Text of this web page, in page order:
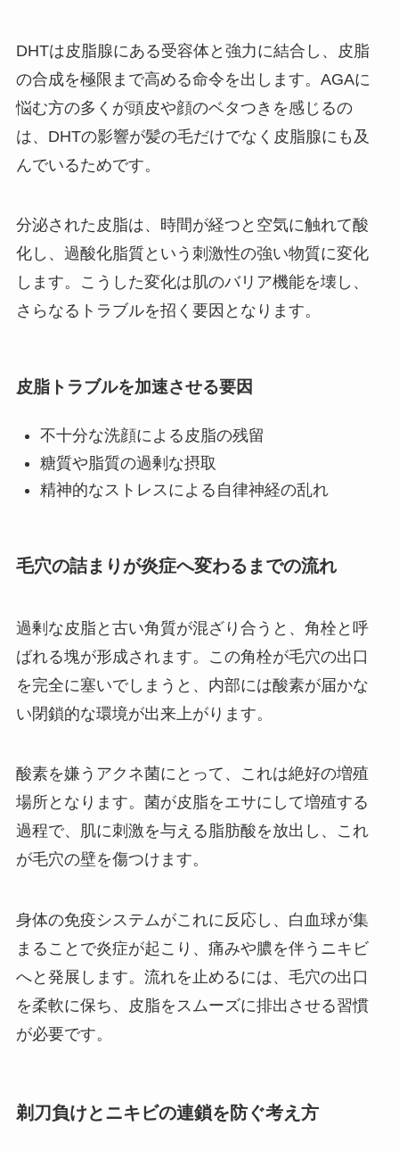
DHTは皮脂腺にある受容体と強力に結合し、皮脂
の合成を極限まで高める命令を出します。AGAに
悩む方の多くが頭皮や顔のベタつきを感じるの
は、DHTの影響が髪の毛だけでなく皮脂腺にも及
んでいるためです。
分泌された皮脂は、時間が経つと空気に触れて酸
化し、過酸化脂質という刺激性の強い物質に変化
します。こうした変化は肌のバリア機能を壊し、
さらなるトラブルを招く要因となります。
皮脂トラブルを加速させる要因
不十分な洗顔による皮脂の残留
糖質や脂質の過剰な摂取
精神的なストレスによる自律神経の乱れ
毛穴の詰まりが炎症へ変わるまでの流れ
過剰な皮脂と古い角質が混ざり合うと、角栓と呼
ばれる塊が形成されます。この角栓が毛穴の出口
を完全に塞いでしまうと、内部には酸素が届かな
い閉鎖的な環境が出来上がります。
酸素を嫌うアクネ菌にとって、これは絶好の増殖
場所となります。菌が皮脂をエサにして増殖する
過程で、肌に刺激を与える脂肪酸を放出し、これ
が毛穴の壁を傷つけます。
身体の免疫システムがこれに反応し、白血球が集
まることで炎症が起こり、痛みや膿を伴うニキビ
へと発展します。流れを止めるには、毛穴の出口
を柔軟に保ち、皮脂をスムーズに排出させる習慣
が必要です。
剃刀負けとニキビの連鎖を防ぐ考え方